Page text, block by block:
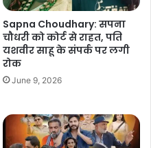
Sapna Choudhary: सपना
चौधरी को कोर्ट से राहत, पति
यशवीर साहू के संपर्क पर लगी
रोक
June 9, 2026